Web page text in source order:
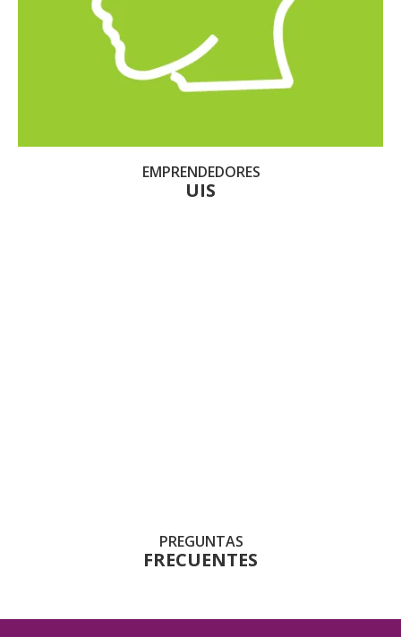
EMPRENDEDORES
UIS
PREGUNTAS
FRECUENTES